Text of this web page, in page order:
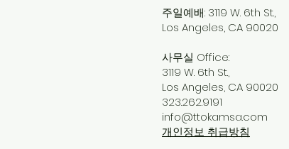
주일예배: 3119 W. 6th St.,
Los Angeles, CA 90020
사무실 Office:
3119 W. 6th St.,
Los Angeles, CA 90020
323.262.9191
info@ttokamsa.com
개인정보 취급방침